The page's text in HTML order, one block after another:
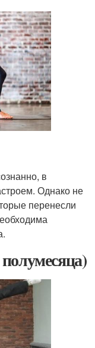
в
Однако не
перенесли